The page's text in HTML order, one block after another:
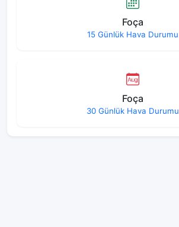
Foça
15 Günlük Hava Durumu
Foça
30 Günlük Hava Durumu